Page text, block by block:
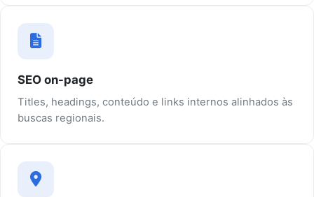
SEO on-page
Titles, headings, conteúdo e links internos alinhados às
buscas regionais.